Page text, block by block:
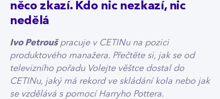
něco zkazí. Kdo nic nezkazí, nic
nedělá
Ivo Petroušpracuje v CETINu na pozici
produktového manažera. Přečtěte si, jak se od
televizního pořadu Volejte věštce dostal do
CETINu, jaký má rekord ve skládání kola nebo jak
se vzdělává s pomocí Harryho Pottera.